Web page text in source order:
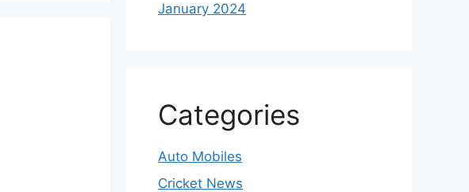
January 2024
Categories
Auto Mobiles
Cricket News